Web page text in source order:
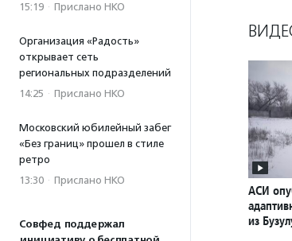
15:19 · Прислано НКО
Организация «Радость»
открывает сеть
региональных подразделений
14:25 · Прислано НКО
Московский юбилейный забег
«Без границ» прошел в стиле
ретро
13:30 · Прислано НКО
Совфед поддержал
АСИ
из